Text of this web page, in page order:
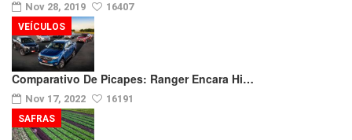
Nov 28, 2019 16407
Comparativo De Picapes: Ranger Encara Hi…
Nov 17, 2022 16191
VEÍCULOS
SAFRAS